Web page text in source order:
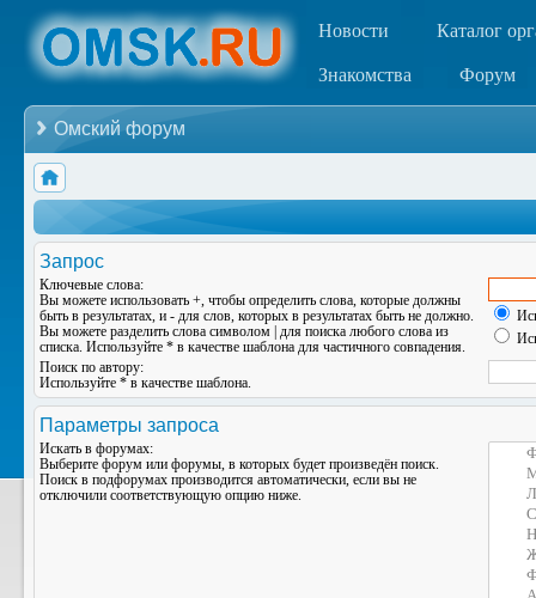
Новости Каталог
Знакомства Форум
Омский форум
Запрос
Ключевые слова:
Вы можете использовать +, чтобы определить слова, которые должны
быть в результатах, и - для слов, которых в результатах быть не должно.
Вы можете разделить слова символом для поиска любого слова из
списка. Используйте * в качестве шаблона для частичного совпадения.
Поиск по автору:
Используйте * в качестве шаблона.
Параметры запроса
Искать в форумах:
Выберите форум или форумы, в которых будет произведён поиск.
Поиск в подфорумах производится автоматически, если вы не
отключили соответствующую опцию ниже.